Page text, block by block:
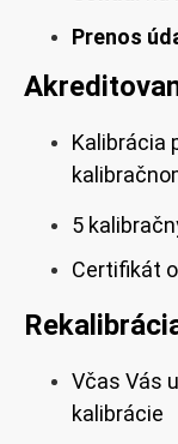
Prenos
Kalibrácia
5
Certifikát
Včas Vás
kalibrácie